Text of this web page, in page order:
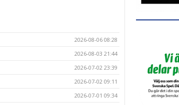
2026-08-06 08:28
2026-08-03 21:44
2026-07-02 23:39
2026-07-02 09:11
2026-07-01 09:34